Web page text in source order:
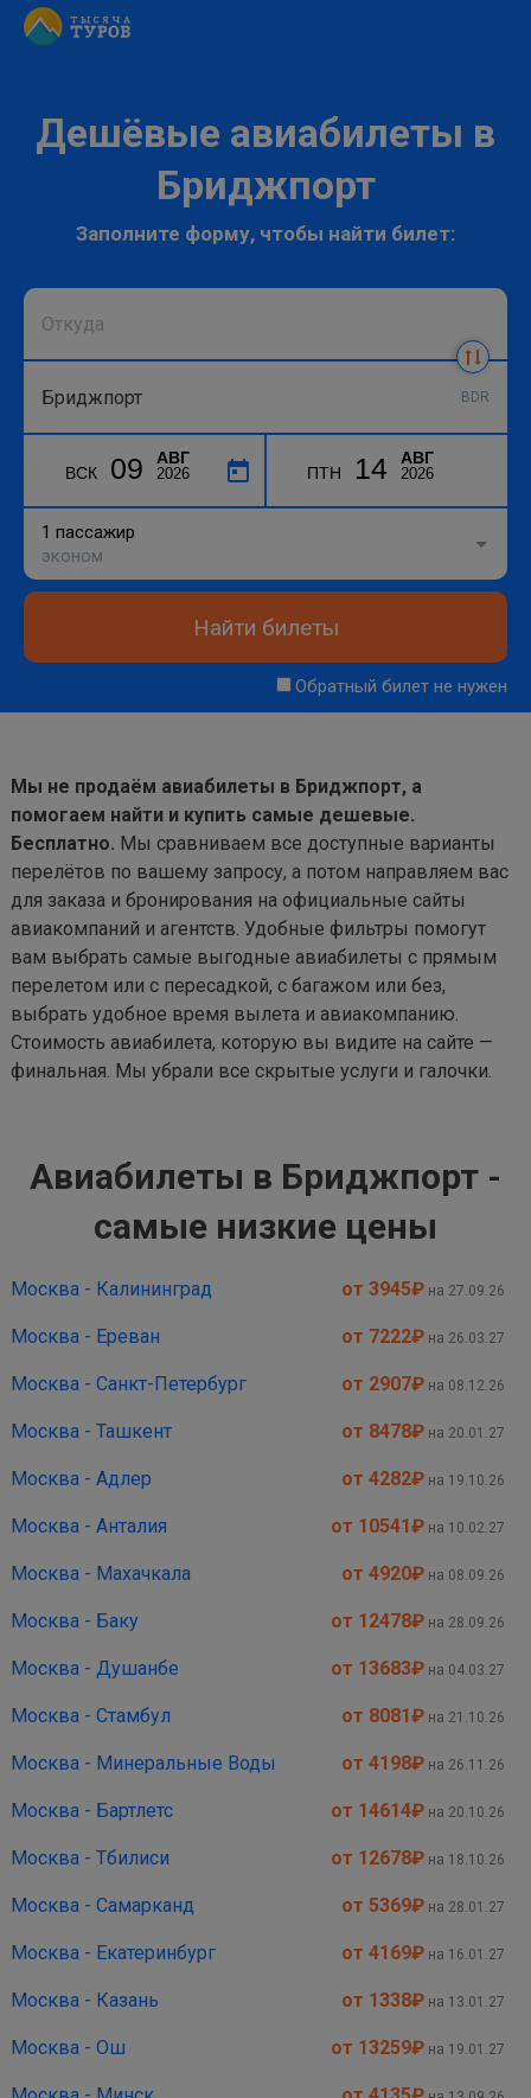
Дешёвые авиабилеты в
Бриджпорт
Заполните форму, чтобы найти билет:
BDR
ВСК 09 АВГ
2026 ПТН 14 АВГ
2026
1 пассажир
эконом
Найти билеты
Обратный билет не нужен
Мы не продаём авиабилеты в Бриджпорт, а
помогаем найти и купить самые дешевые.
Бесплатно. Мы сравниваем все доступные варианты
перелётов по вашему запросу, а потом направляем вас
для заказа и бронирования на официальные сайты
авиакомпаний и агентств. Удобные фильтры помогут
вам выбрать самые выгодные авиабилеты с прямым
перелетом или с пересадкой, с багажом или без,
выбрать удобное время вылета и авиакомпанию.
Стоимость авиабилета, которую вы видите на сайте —
финальная. Мы убрали все скрытые услуги и галочки.
Авиабилеты в Бриджпорт -
самые низкие цены
Москва - Калининград от 3945₽ на 27.09.26
Москва - Ереван от 7222₽ на 26.03.27
Москва - Санкт-Петербург от 2907₽ на 08.12.26
Москва - Ташкент от 8478₽ на 20.01.27
Москва - Адлер от 4282₽ на 19.10.26
Москва - Анталия от 10541₽ на 10.02.27
Москва - Махачкала от 4920₽ на 08.09.26
Москва - Баку от 12478₽ на 28.09.26
Москва - Душанбе от 13683₽ на 04.03.27
Москва - Стамбул от 8081₽ на 21.10.26
Москва - Минеральные Воды от 4198₽ на 26.11.26
Москва - Бартлетс от 14614₽ на 20.10.26
Москва - Тбилиси от 12678₽ на 18.10.26
Москва - Самарканд от 5369₽ на 28.01.27
Москва - Екатеринбург от 4169₽ на 16.01.27
Москва - Казань от 1338₽ на 13.01.27
Москва - Ош от 13259₽ на 19.01.27